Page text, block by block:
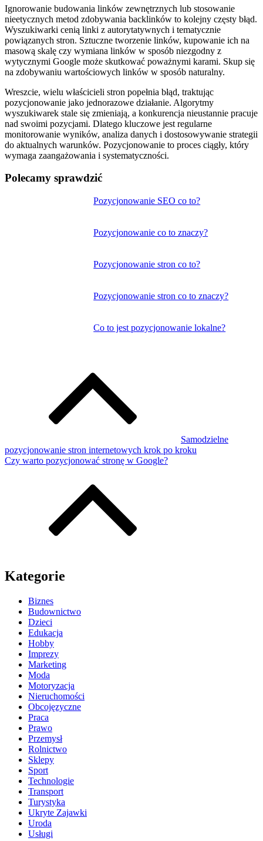
Ignorowanie budowania linków zewnętrznych lub stosowanie
nieetycznych metod zdobywania backlinków to kolejny częsty błąd.
Wyszukiwarki cenią linki z autorytatywnych i tematycznie
powiązanych stron. Sztuczne tworzenie linków, kupowanie ich na
masową skalę czy wymiana linków w sposób niezgodny z
wytycznymi Google może skutkować poważnymi karami. Skup się
na zdobywaniu wartościowych linków w sposób naturalny.
Wreszcie, wielu właścicieli stron popełnia błąd, traktując
pozycjonowanie jako jednorazowe działanie. Algorytmy
wyszukiwarek stale się zmieniają, a konkurencja nieustannie pracuje
nad swoimi pozycjami. Dlatego kluczowe jest regularne
monitorowanie wyników, analiza danych i dostosowywanie strategii
do aktualnych warunków. Pozycjonowanie to proces ciągły, który
wymaga zaangażowania i systematyczności.
Polecamy sprawdzić
Pozycjonowanie SEO co to?
Pozycjonowanie co to znaczy?
Pozycjonowanie stron co to?
Pozycjonowanie stron co to znaczy?
Co to jest pozycjonowanie lokalne?
Samodzielne
pozycjonowanie stron internetowych krok po kroku
Czy warto pozycjonować stronę w Google?
Kategorie
Biznes
Budownictwo
Dzieci
Edukacja
Hobby
Imprezy
Marketing
Moda
Motoryzacja
Nieruchomości
Obcojęzyczne
Praca
Prawo
Przemysł
Rolnictwo
Sklepy
Sport
Technologie
Transport
Turystyka
Ukryte Zajawki
Uroda
Usługi